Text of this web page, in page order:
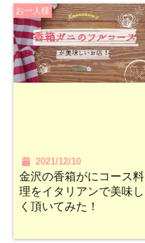
お一人様
2021/12/10
金沢の香箱がにコース料
理をイタリアンで美味し
く頂いてみた！